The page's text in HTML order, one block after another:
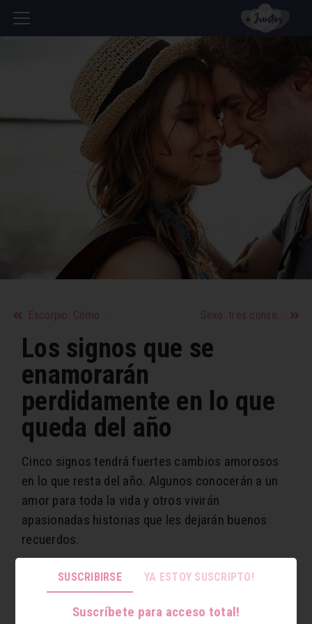
Escorpio: Cómo sobrevivir a una ruptura amorosa Sexo: tres consejos para ahuyentar la timidez
Los signos que se
enamorarán
perdidamente en lo que
queda del año
Cinco signos tendrá fuertes cambios amorosos
en lo que resta del año. Algunos conocerán a un
amor para toda la vida y otros vivirán
apasionadas historias que les dejarán buenos
recuerdos.
Los afortunados son…
embargo lo que resta de este año les moverá las
SUSCRIBIRSE YA ESTOY SUSCRIPTO!
Suscríbete para acceso total!